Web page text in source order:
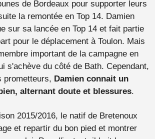
de Bordeaux pour supporter leurs
la remontée en Top 14. Damien
sur sa lancée en Top 14 et fait partie
pour le déplacement à Toulon. Mais
important de la campagne en
s'achève du côté de Bath. Cependant,
prometteurs, Damien connait un
alternant doute et blessures.
2015/2016, le natif de Bretenoux
et repartir du bon pied et montrer